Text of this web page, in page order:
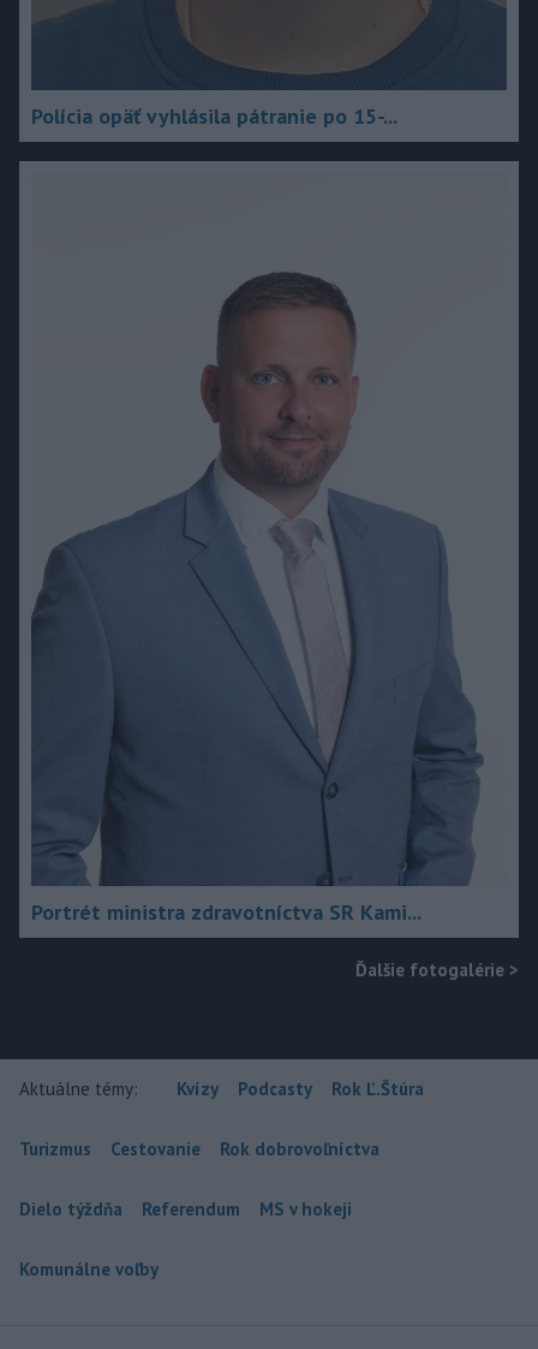
Polícia opäť vyhlásila pátranie po 15-...
Portrét ministra zdravotníctva SR Kami...
Ďalšie fotogalérie >
Aktuálne témy: Kvízy Podcasty Rok Ľ.Štúra
Turizmus Cestovanie Rok dobrovoľníctva
Dielo týždňa Referendum MS v hokeji
Komunálne voľby